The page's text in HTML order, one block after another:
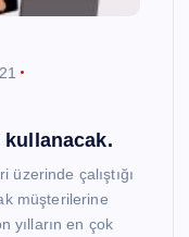
kullanacak.
üzerinde çalıştığı
müşterilerine
yılların en çok